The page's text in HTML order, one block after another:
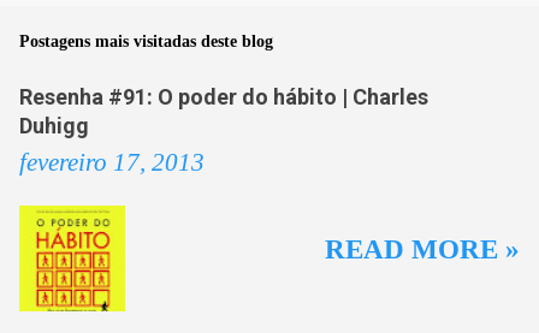
e
t
i
o
s
Postagens mais visitadas deste blog
Resenha #91: O poder do hábito | Charles
Duhigg
fevereiro 17, 2013
READ MORE »